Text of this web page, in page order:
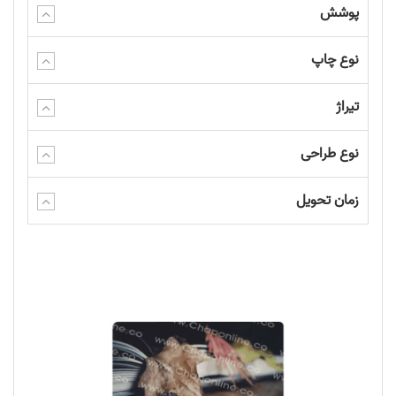
چاپ کارت ویزیت در معرفی برند شما تاثیر فوق العاده ای دارد. با چاپ
کارت ویزیت می توان اطلاعات اساسی در مورد برند خود را به مخاطب
معرفی کنید. اطلاعاتی از قبیل نام شرکت، شماره تلفن، فکس، ایمیل و
... بر روی کارت چاپ میشود. شما با انتخاب کارت ویزیت زیبا و با
کیفیت میتوانید خود را در ذهن مخاطب ماندگار کنید.
پیش از همه ابتدا نگاهی به ظهور این نوع کارت ها در زندگی انسان ها
خواهیم داشت. کارت ویزیت در واقع همان کارت ملاقات است. دو
کشور چین و فرانسه، نخستین کشورهایی بودند که از کارت های ملاقات
میزبان برای دعوت خلاصه ای از مشخصات و سوابق خود را روی کاغذ می
نوشت و آن را توسط خدمتکاران به مهمانان می رساند. فرستادن جواب
به معنای قبول میزبانی تلقی می شد. اندازه ی این کارت ها کوچک تر از
پوشش
نوع چاپ
تیراژ
نوع طراحی
زمان تحویل